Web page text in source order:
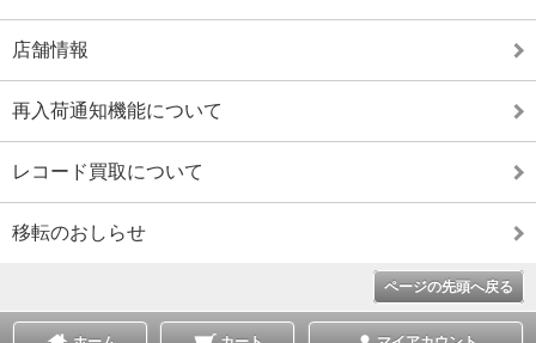
店舗情報
再入荷通知機能について
レコード買取について
移転のおしらせ
ページの先頭へ戻る